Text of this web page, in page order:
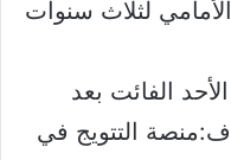
لثلاث سنوات
الفائت بعد
التتويج في